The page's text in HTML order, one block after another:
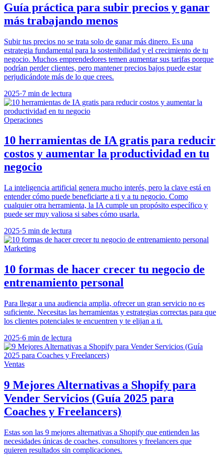
Guía práctica para subir precios y ganar
más trabajando menos
Subir tus precios no se trata solo de ganar más dinero. Es una
estrategia fundamental para la sostenibilidad y el crecimiento de tu
negocio. Muchos emprendedores temen aumentar sus tarifas porque
podrían perder clientes, pero mantener precios bajos puede estar
perjudicándote más de lo que crees.
2025·7 min de lectura
Operaciones
10 herramientas de IA gratis para reducir
costos y aumentar la productividad en tu
negocio
La inteligencia artificial genera mucho interés, pero la clave está en
entender cómo puede beneficiarte a ti y a tu negocio. Como
cualquier otra herramienta, la IA cumple un propósito específico y
puede ser muy valiosa si sabes cómo usarla.
2025·5 min de lectura
Marketing
10 formas de hacer crecer tu negocio de
entrenamiento personal
Para llegar a una audiencia amplia, ofrecer un gran servicio no es
suficiente. Necesitas las herramientas y estrategias correctas para que
los clientes potenciales te encuentren y te elijan a ti.
2025·6 min de lectura
Ventas
9 Mejores Alternativas a Shopify para
Vender Servicios (Guía 2025 para
Coaches y Freelancers)
Estas son las 9 mejores alternativas a Shopify que entienden las
necesidades únicas de coaches, consultores y freelancers que
quieren resultados sin complicaciones.